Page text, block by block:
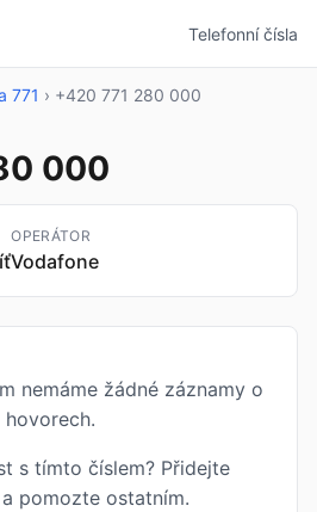
Telefonní čísla
771 › +420 771 280 000
000
OPERÁTOR
Vodafone
nemáme žádné záznamy o
hovorech.
s tímto číslem? Přidejte
pomozte ostatním.